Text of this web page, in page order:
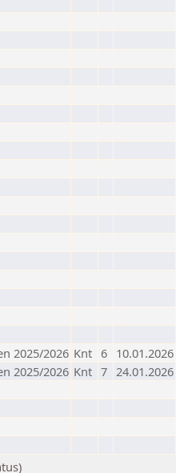
2025/2026 Knt 6 10.01.2026
2025/2026 Knt 7 24.01.2026